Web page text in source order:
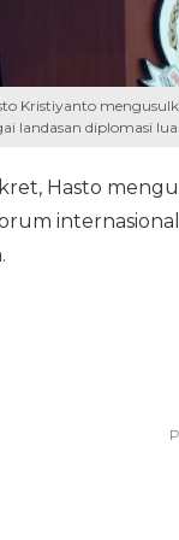
Kristiyanto
landasan diplomasi
Hasto